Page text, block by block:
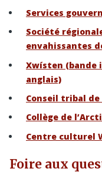
Services
Société
envahissantes
Xwísten (bande
anglais)
Conseil tribal
Collège de
Centre culturel
Foire aux